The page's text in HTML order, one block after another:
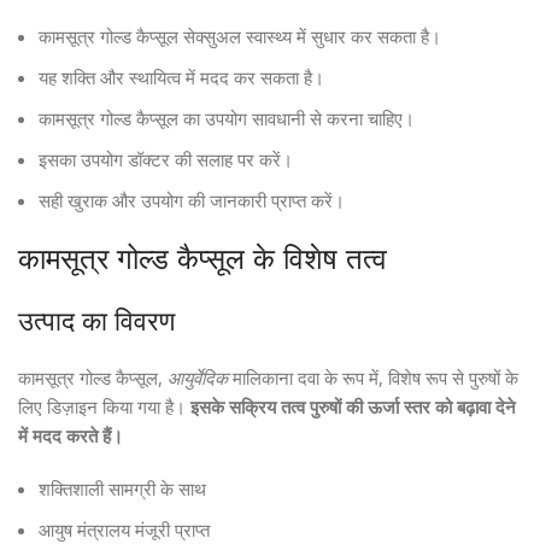
कामसूत्र गोल्ड कैप्सूल सेक्सुअल स्वास्थ्य में सुधार कर सकता है।
यह शक्ति और स्थायित्व में मदद कर सकता है।
कामसूत्र गोल्ड कैप्सूल का उपयोग सावधानी से करना चाहिए।
इसका उपयोग डॉक्टर की सलाह पर करें।
सही खुराक और उपयोग की जानकारी प्राप्त करें।
कामसूत्र गोल्ड कैप्सूल के विशेष तत्व
उत्पाद का विवरण
कामसूत्र गोल्ड कैप्सूल, आयुर्वेदिकमालिकाना दवा के रूप में, विशेष रूप से पुरुषों के
लिए डिज़ाइन किया गया है। इसके सक्रिय तत्व पुरुषों की ऊर्जा स्तर को बढ़ावा देने
में मदद करते हैं।
शक्तिशाली सामग्री के साथ
आयुष मंत्रालय मंजूरी प्राप्त